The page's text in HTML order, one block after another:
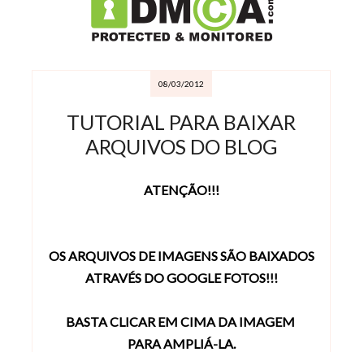
08/03/2012
TUTORIAL PARA BAIXAR
ARQUIVOS DO BLOG
ATENÇÃO!!!
OS ARQUIVOS DE IMAGENS SÃO BAIXADOS
ATRAVÉS DO GOOGLE FOTOS!!!
BASTA CLICAR EM CIMA DA IMAGEM
PARA AMPLIÁ-LA.